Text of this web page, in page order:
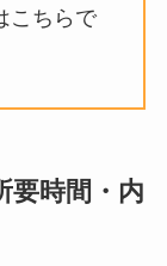
こちらで
要時間・内